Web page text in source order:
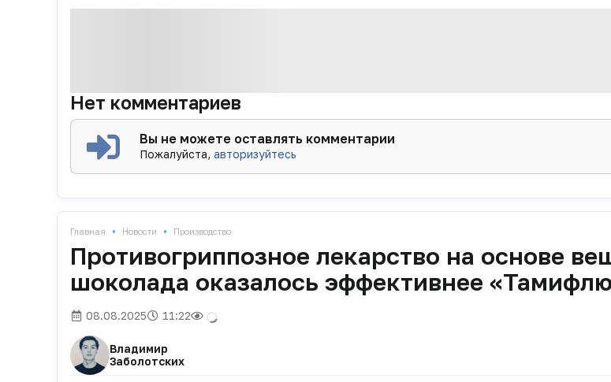
Нет комментариев
Вы не можете оставлять комментарии
Пожалуйста,авторизуйтесь
Главная • Новости • Производство
Противогриппозное лекарство на основе
шоколада оказалось эффективнее
08.08.2025 11:22
Владимир
Заболотских